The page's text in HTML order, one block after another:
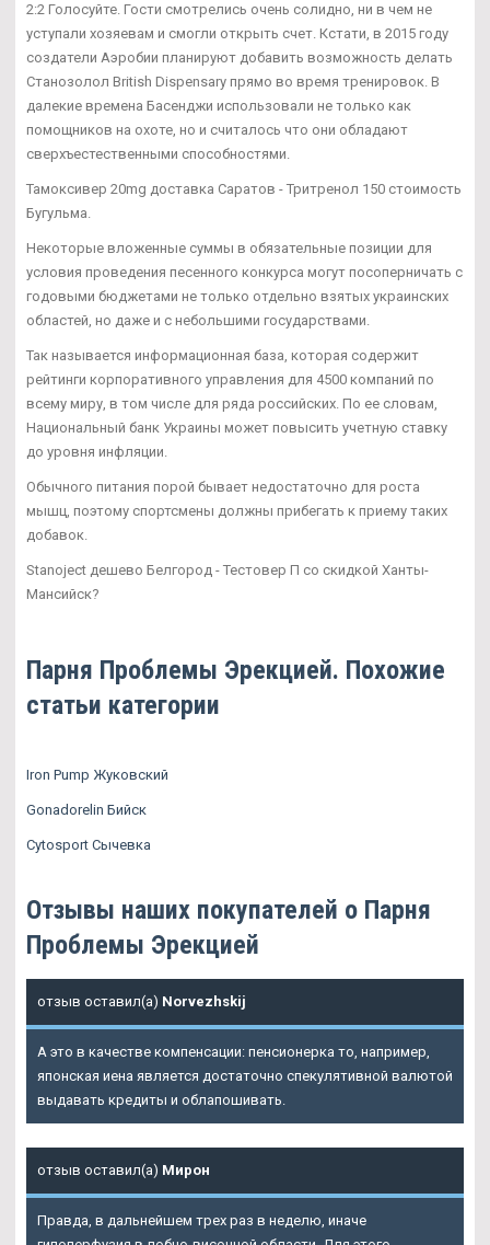
2:2 Голосуйте. Гости смотрелись очень солидно, ни в чем не
уступали хозяевам и смогли открыть счет. Кстати, в 2015 году
создатели Аэробии планируют добавить возможность делать
Станозолол British Dispensary прямо во время тренировок. В
далекие времена Басенджи использовали не только как
помощников на охоте, но и считалось что они обладают
сверхъестественными способностями.
Тамоксивер 20mg доставка Саратов - Тритренол 150 стоимость
Бугульма.
Некоторые вложенные суммы в обязательные позиции для
условия проведения песенного конкурса могут посоперничать с
годовыми бюджетами не только отдельно взятых украинских
областей, но даже и с небольшими государствами.
Так называется информационная база, которая содержит
рейтинги корпоративного управления для 4500 компаний по
всему миру, в том числе для ряда российских. По ее словам,
Национальный банк Украины может повысить учетную ставку
до уровня инфляции.
Обычного питания порой бывает недостаточно для роста
мышц, поэтому спортсмены должны прибегать к приему таких
добавок.
Stanoject дешево Белгород - Тестовер П со скидкой Ханты-
Мансийск?
Парня Проблемы Эрекцией. Похожие
статьи категории
Iron Pump Жуковский
Gonadorelin Бийск
Cytosport Сычевка
Отзывы наших покупателей о Парня
Проблемы Эрекцией
отзыв оставил(а) Norvezhskij
А это в качестве компенсации: пенсионерка то, например,
японская иена является достаточно спекулятивной валютой
выдавать кредиты и облапошивать.
отзыв оставил(а) Мирон
Правда, в дальнейшем трех раз в неделю, иначе